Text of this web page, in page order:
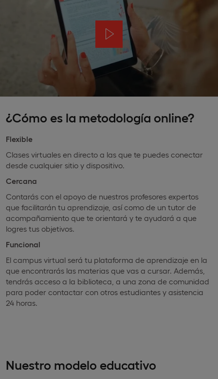
¿Cómo es la metodología online?
Flexible
Clases virtuales en directo a las que te puedes conectar
desde cualquier sitio y dispositivo.
Cercana
Contarás con el apoyo de nuestros profesores expertos
que facilitarán tu aprendizaje, así como de un tutor de
acompañamiento que te orientará y te ayudará a que
logres tus objetivos.
Funcional
El campus virtual será tu plataforma de aprendizaje en la
que encontrarás las materias que vas a cursar. Además,
tendrás acceso a la biblioteca, a una zona de comunidad
para poder contactar con otros estudiantes y asistencia
24 horas.
Nuestro modelo educativo